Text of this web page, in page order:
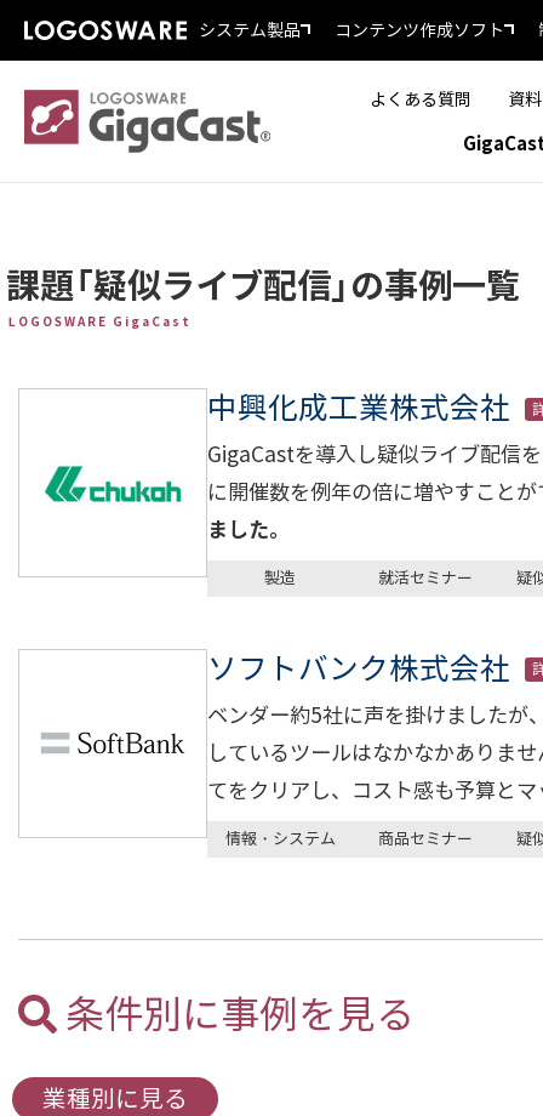
システム製品 コンテンツ作成ソフト
よくある質問 資
課題「疑似ライブ配信」の事例一覧
LOGOSWARE GigaCast
中興化成工業株式会社
GigaCastを導入し疑似ライブ配信
に開催数を例年の倍に増やすこと
ました。
製造 就活セミナー 疑
ソフトバンク株式会社
ベンダー約5社に声を掛けましたが
しているツールはなかなかありま
てをクリアし、コスト感も予算と
情報・システム 商品セミナー 疑
条件別に事例を見る
業種別に見る